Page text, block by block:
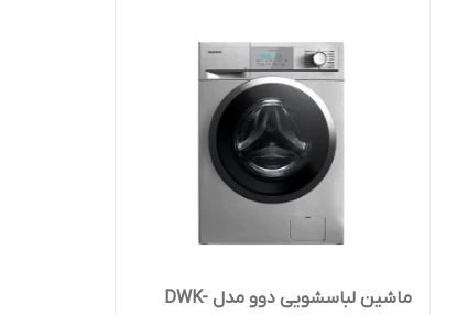
ماشین لباسشویی دوو مدل DWK-